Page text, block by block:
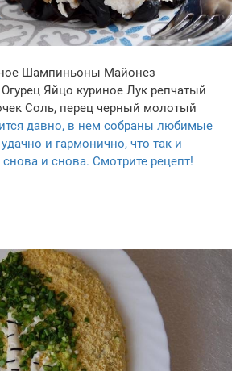
Шампиньоны Майонез
Огурец Яйцо куриное Лук репчатый
Соль, перец черный молотый
давно, в нем собраны любимые
и гармонично, что так и
снова и снова. Смотрите рецепт!